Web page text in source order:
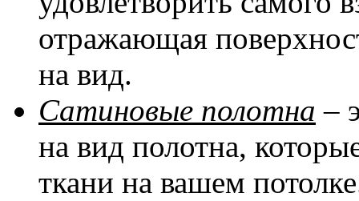
отражающая
на вид.
Сатиновые полотна –
на вид полотна,
ткани на вашем